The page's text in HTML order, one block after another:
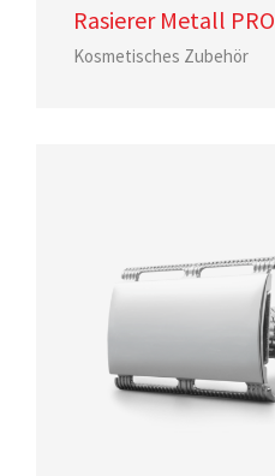
Rasierer Metall PRO
Kosmetisches Zubehör